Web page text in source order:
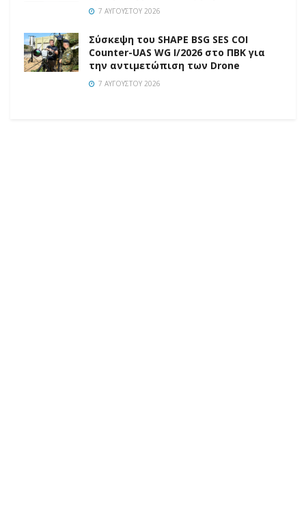
7 ΑΥΓΟΎΣΤΟΥ 2026
Σύσκεψη του SHAPE BSG SES COI
Counter-UAS WG I/2026 στο ΠΒΚ για
την αντιμετώπιση των Drone
7 ΑΥΓΟΎΣΤΟΥ 2026